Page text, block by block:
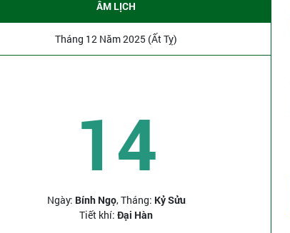
ÂM LỊCH
Tháng 12 Năm 2025 (Ất Tỵ)
14
Ngày: Bính Ngọ, Tháng: Kỷ Sửu
Tiết khí: Đại Hàn